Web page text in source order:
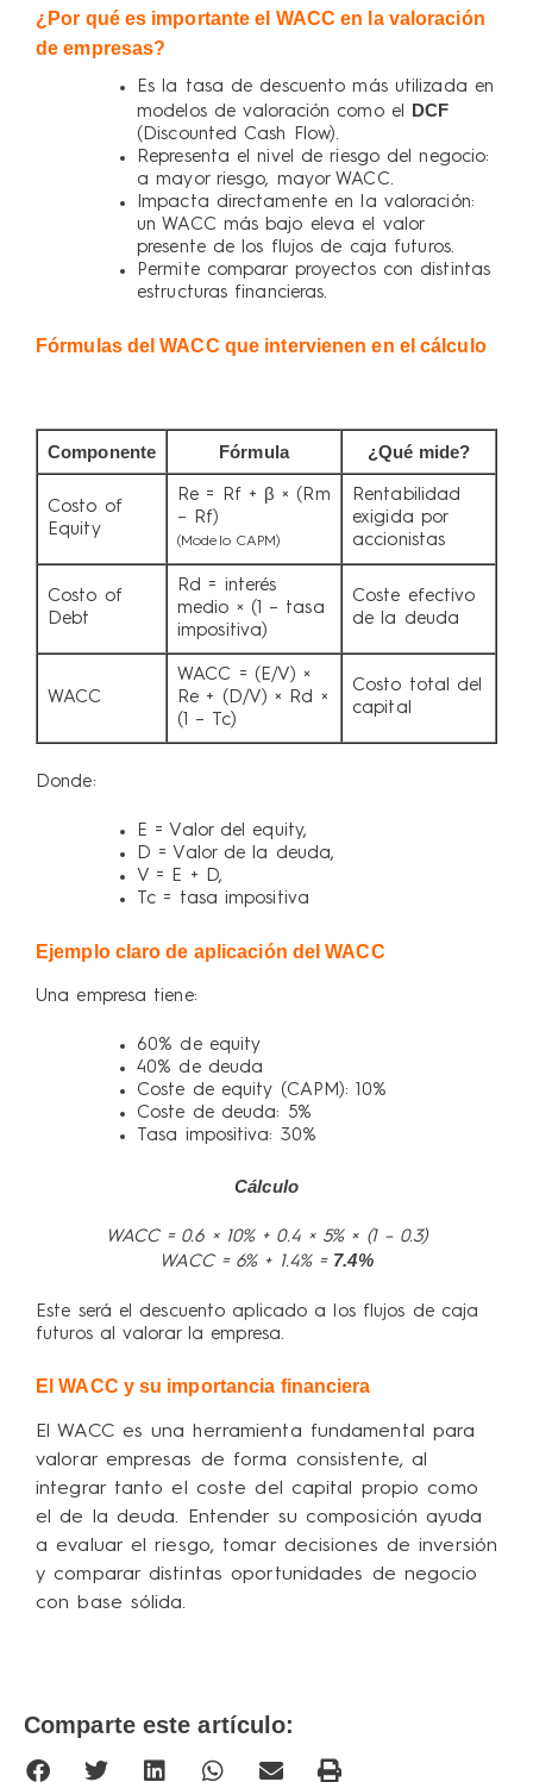
¿Por qué es importante el WACC en la valoración
de empresas?
Es la tasa de descuento más utilizada en
modelos de valoración como el DCF
(Discounted Cash Flow).
Representa el nivel de riesgo del negocio:
a mayor riesgo, mayor WACC.
Impacta directamente en la valoración:
un WACC más bajo eleva el valor
presente de los flujos de caja futuros.
Permite comparar proyectos con distintas
estructuras financieras.
Fórmulas del WACC que intervienen en el cálculo
Componente Fórmula ¿Qué mide?
Costo of
Equity
Re = Rf + β × (Rm
– Rf)
(Modelo CAPM)
Rentabilidad
exigida por
accionistas
Costo of
Debt
Rd = interés
medio × (1 – tasa
impositiva)
Coste efectivo
de la deuda
WACC
WACC = (E/V) ×
Re + (D/V) × Rd ×
(1 – Tc)
Costo total del
capital
Donde:
E = Valor del equity,
D = Valor de la deuda,
V = E + D,
Tc = tasa impositiva
Ejemplo claro de aplicación del WACC
Una empresa tiene:
60% de equity
40% de deuda
Coste de equity (CAPM): 10%
Coste de deuda: 5%
Tasa impositiva: 30%
Cálculo
WACC = 0.6 × 10% + 0.4 × 5% × (1 – 0.3)
WACC = 6% + 1.4% = 7.4%
Este será el descuento aplicado a los flujos de caja
futuros al valorar la empresa.
El WACC y su importancia financiera
El WACC es una herramienta fundamental para
valorar empresas de forma consistente, al
integrar tanto el coste del capital propio como
el de la deuda. Entender su composición ayuda
a evaluar el riesgo, tomar decisiones de inversión
y comparar distintas oportunidades de negocio
con base sólida.
Comparte este artículo: